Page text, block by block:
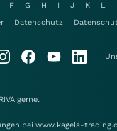
F G H I J K L
Datenschutz
gerne.
bei www.kagels-